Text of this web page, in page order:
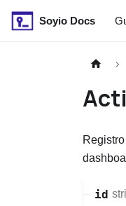
Soyio Docs
id